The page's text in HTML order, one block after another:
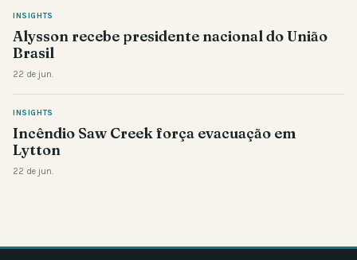
INSIGHTS
Alysson recebe presidente nacional do União
Brasil
22 de jun.
INSIGHTS
Incêndio Saw Creek força evacuação em
Lytton
22 de jun.